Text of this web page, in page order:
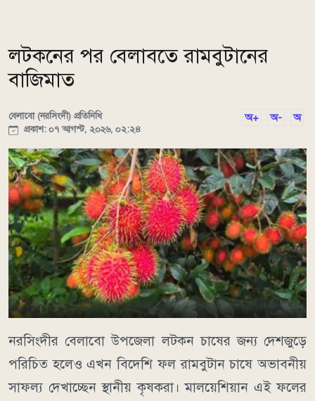
লটকনের পর বেলাবতে রামবুটানের
বাজিমাত
বেলাবো (নরসিংদী) প্রতিনিধি
প্রকাশ: ০৭ আগস্ট, ২০২৬, ০২:২৪
অ+ অ- অ
নরসিংদীর বেলাবো উপজেলা লটকন চাষের জন্য দেশজুড়ে
পরিচিত হলেও এখন বিদেশি ফল রামবুটান চাষে অভাবনীয়
সাফল্য দেখাচ্ছেন স্থানীয় কৃষকরা। মালয়েশিয়ান এই ফলের